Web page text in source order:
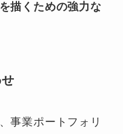
描くための強力な
事業ポートフォリ